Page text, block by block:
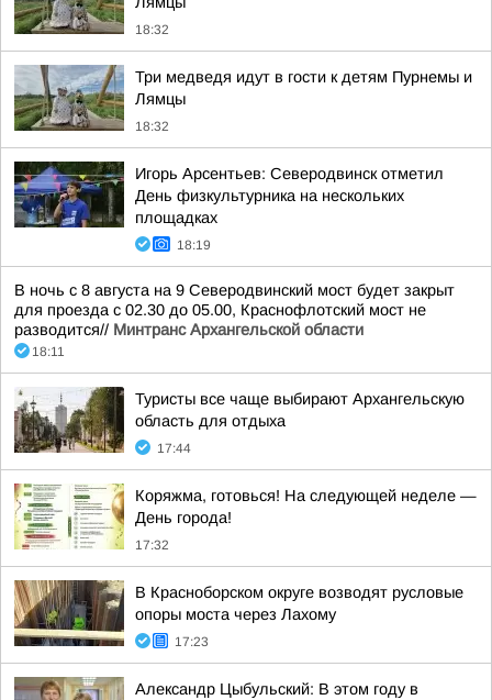
18:32
Три медведя идут в гости к детям Пурнемы и
Лямцы
18:32
Игорь Арсентьев: Северодвинск отметил
День физкультурника на нескольких
площадках
18:19
В ночь с 8 августа на 9 Северодвинский мост будет закрыт
для проезда с 02.30 до 05.00, Краснофлотский мост не
разводится// Минтранс Архангельской области
18:11
Туристы все чаще выбирают Архангельскую
область для отдыха
17:44
Коряжма, готовься! На следующей неделе —
День города!
17:32
В Красноборском округе возводят русловые
опоры моста через Лахому
17:23
Александр Цыбульский: В этом году в